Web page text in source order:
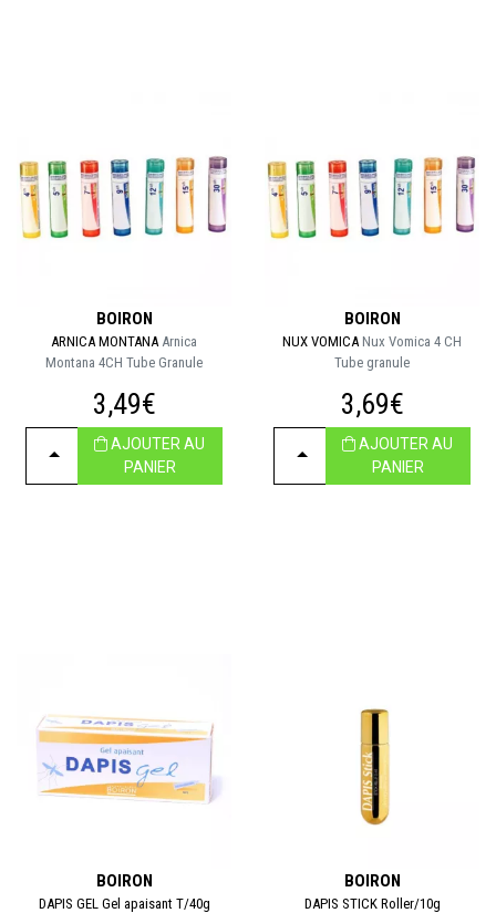
BOIRON
ARNICA MONTANA Arnica
Montana 4CH Tube Granule
3,49€
CHOISIRAJOUTER AU
PANIER
BOIRON
NUX VOMICA Nux Vomica 4 CH
Tube granule
3,69€
CHOISIRAJOUTER AU
PANIER
BOIRON
DAPIS GEL Gel apaisant T/40g
BOIRON
DAPIS STICK Roller/10g